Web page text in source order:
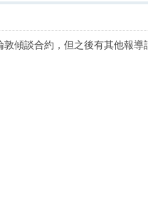
傾談合約，但之後有其他報